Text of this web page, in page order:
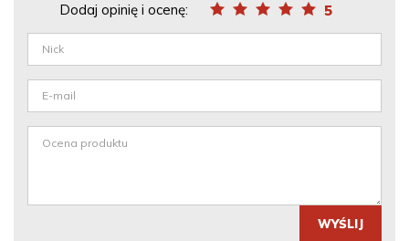
Dodaj opinię i ocenę: 5
WYŚLIJ